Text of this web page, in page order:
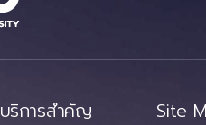
บริการสำคัญ Site